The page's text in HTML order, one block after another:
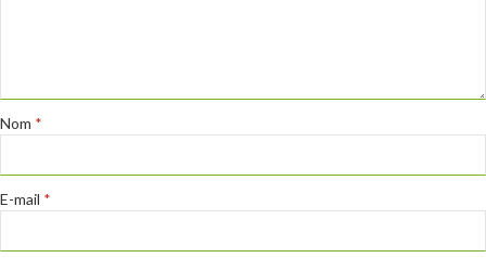
Nom *
E-mail *